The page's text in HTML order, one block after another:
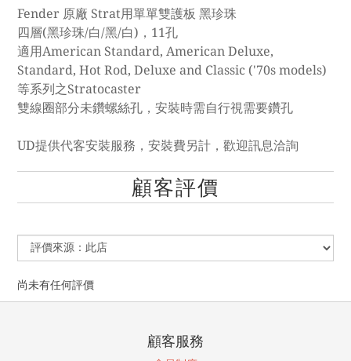
Fender 原廠 Strat用單單雙護板 黑珍珠
四層(黑珍珠/白/黑/白)，11孔
適用American Standard, American Deluxe,
Standard, Hot Rod, Deluxe and Classic ('70s models)
等系列之Stratocaster
雙線圈部分未鑽螺絲孔，安裝時需自行視需要鑽孔
UD提供代客安裝服務，安裝費另計，歡迎訊息洽詢
顧客評價
尚未有任何評價
顧客服務